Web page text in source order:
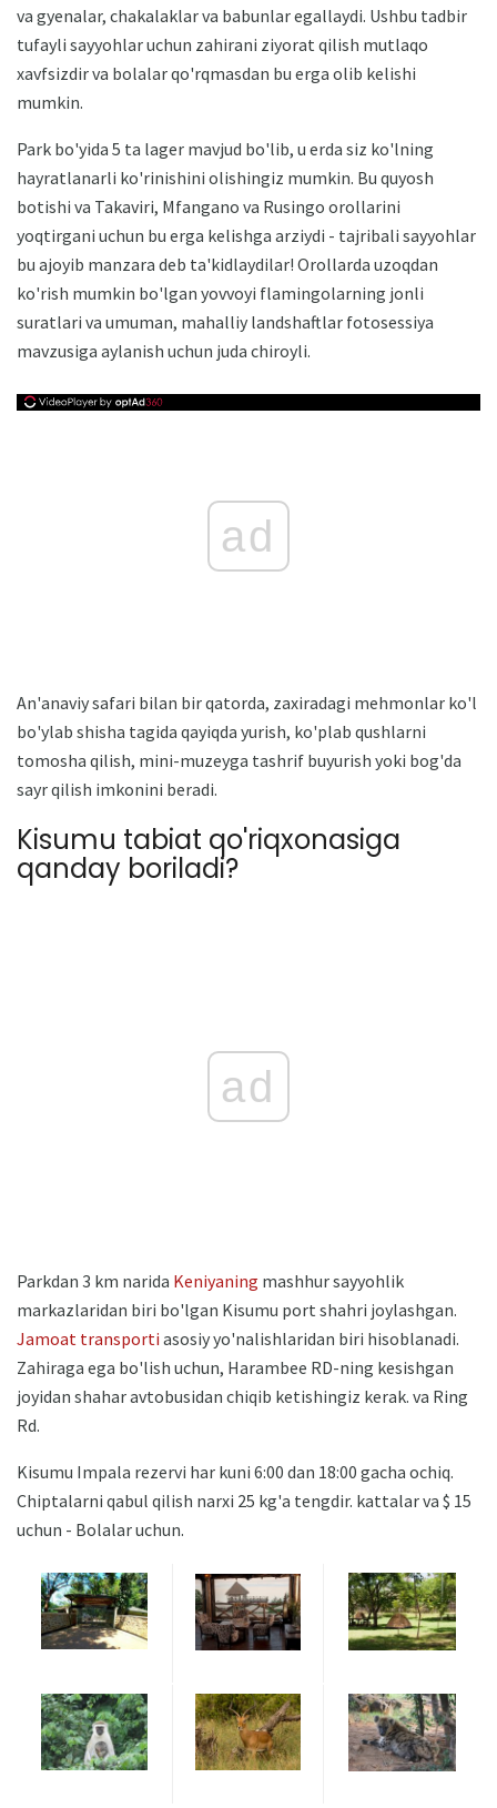
va gyenalar, chakalaklar va babunlar egallaydi. Ushbu tadbir
tufayli sayyohlar uchun zahirani ziyorat qilish mutlaqo
xavfsizdir va bolalar qo'rqmasdan bu erga olib kelishi
mumkin.
Park bo'yida 5 ta lager mavjud bo'lib, u erda siz ko'lning
hayratlanarli ko'rinishini olishingiz mumkin. Bu quyosh
botishi va Takaviri, Mfangano va Rusingo orollarini
yoqtirgani uchun bu erga kelishga arziydi - tajribali sayyohlar
bu ajoyib manzara deb ta'kidlaydilar! Orollarda uzoqdan
ko'rish mumkin bo'lgan yovvoyi flamingolarning jonli
suratlari va umuman, mahalliy landshaftlar fotosessiya
mavzusiga aylanish uchun juda chiroyli.
ad
An'anaviy safari bilan bir qatorda, zaxiradagi mehmonlar ko'l
bo'ylab shisha tagida qayiqda yurish, ko'plab qushlarni
tomosha qilish, mini-muzeyga tashrif buyurish yoki bog'da
sayr qilish imkonini beradi.
Kisumu tabiat qo'riqxonasiga
qanday boriladi?
ad
Parkdan 3 km narida Keniyaning mashhur sayyohlik
markazlaridan biri bo'lgan Kisumu port shahri joylashgan.
Jamoat transporti asosiy yo'nalishlaridan biri hisoblanadi.
Zahiraga ega bo'lish uchun, Harambee RD-ning kesishgan
joyidan shahar avtobusidan chiqib ketishingiz kerak. va Ring
Rd.
Kisumu Impala rezervi har kuni 6:00 dan 18:00 gacha ochiq.
Chiptalarni qabul qilish narxi 25 kg'a tengdir. kattalar va $ 15
uchun - Bolalar uchun.